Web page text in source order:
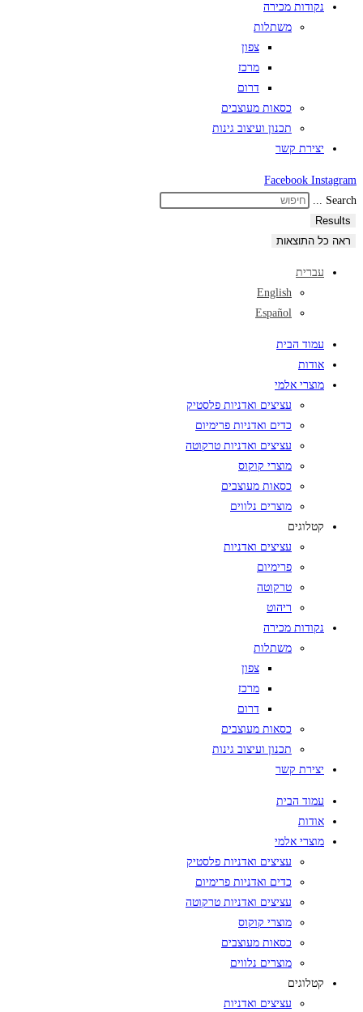
נקודות מכירה
משתלות
צפון
מרכז
דרום
כסאות מעוצבים
תכנון ועיצוב גינות
יצירת קשר
Facebook Instagram
Search ...
Results
ראה כל התוצאות
עברית
English
Español
עמוד הבית
אודות
מוצרי אלמי
עציצים ואדניות פלסטיק
כדים ואדניות פרימיום
עציצים ואדניות טרקוטה
מוצרי קוקוס
כסאות מעוצבים
מוצרים נלווים
קטלוגים
עציצים ואדניות
פרימיום
טרקוטה
ריהוט
נקודות מכירה
משתלות
צפון
מרכז
דרום
כסאות מעוצבים
תכנון ועיצוב גינות
יצירת קשר
עמוד הבית
אודות
מוצרי אלמי
עציצים ואדניות פלסטיק
כדים ואדניות פרימיום
עציצים ואדניות טרקוטה
מוצרי קוקוס
כסאות מעוצבים
מוצרים נלווים
קטלוגים
עציצים ואדניות